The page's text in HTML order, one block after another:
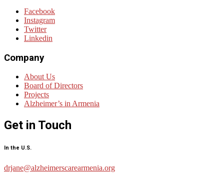
Facebook
Instagram
Twitter
Linkedin
Company
About Us
Board of Directors
Projects
Alzheimer’s in Armenia
Get in Touch
In the U.S.
drjane@alzheimerscarearmenia.org